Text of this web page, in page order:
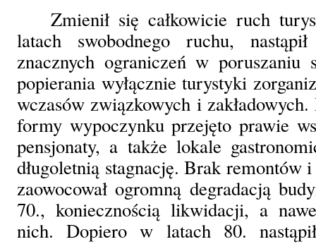
Zmienił się całkowicie ruch
latach swobodnego ruchu,
znacznych ograniczeń w poruszaniu
popierania wyłącznie turystyki
wczasów związkowych i
formy wypoczynku przejęto prawie
pensjonaty, a także lokale
długoletnią stagnację. Brak
zaowocował ogromną degradacją
70., koniecznością likwidacji, a
nich. Dopiero w latach 80.